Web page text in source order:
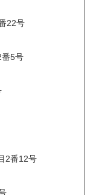
22号
番5号
2番12号